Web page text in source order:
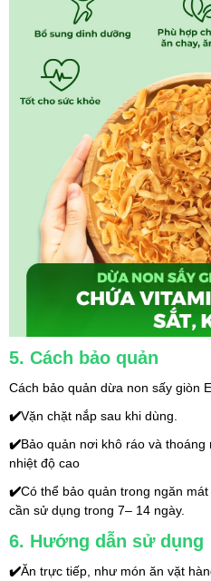
5. Cách bảo quản
Cách bảo quản dừa non sấy giòn
✔️Vặn chặt nắp sau khi dùng.
✔️Bảo quản nơi khô ráo và
nhiệt độ cao
✔️Có thể bảo quản trong ngăn
cần sử dụng trong 7– 14 ngày.
6. Hướng dẫn sử dụng
✔️Ăn trực tiếp, như món ăn vặt